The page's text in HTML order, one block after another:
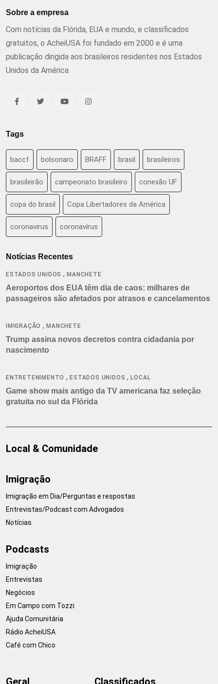
Sobre a empresa
Com notícias da Flórida, EUA e mundo, e classificados
gratuitos, o AcheiUSA foi fundado em 2000 e é uma
publicação dirigida aos brasileiros residentes nos Estados
Unidos da América
Tags
baccf bolsonaro BRAFF brasil brasileiros
brasileirão campeonato brasileiro conexão UF
copa do brasil Copa Libertadores da América
coronavirus coronavírus
Notícias Recentes
ESTADOS UNIDOS ,MANCHETE
Aeroportos dos EUA têm dia de caos: milhares de
passageiros são afetados por atrasos e cancelamentos
IMIGRAÇÃO ,MANCHETE
Trump assina novos decretos contra cidadania por
nascimento
ENTRETENIMENTO ,ESTADOS UNIDOS ,LOCAL
Game show mais antigo da TV americana faz seleção
gratuita no sul da Flórida
Local & Comunidade
Imigração
Imigração em Dia/Perguntas e respostas
Entrevistas/Podcast com Advogados
Notícias
Podcasts
Imigração
Entrevistas
Negócios
Em Campo com Tozzi
Ajuda Comunitária
Rádio AcheiUSA
Café com Chico
Geral Classificados